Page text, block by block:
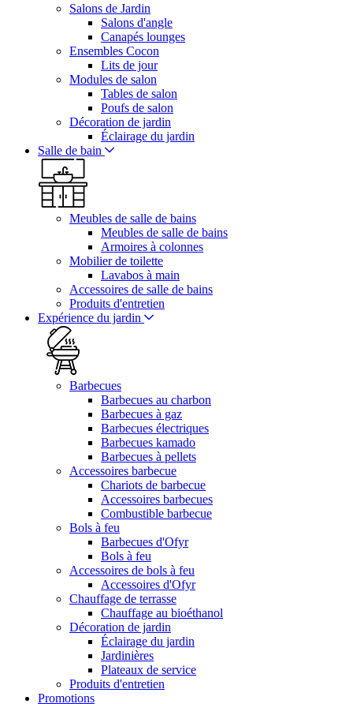
Salons de Jardin
Salons d'angle
Canapés lounges
Ensembles Cocon
Lits de jour
Modules de salon
Tables de salon
Poufs de salon
Décoration de jardin
Éclairage du jardin
Salle de bain
Meubles de salle de bains
Meubles de salle de bains
Armoires à colonnes
Mobilier de toilette
Lavabos à main
Accessoires de salle de bains
Produits d'entretien
Expérience du jardin
Barbecues
Barbecues au charbon
Barbecues à gaz
Barbecues électriques
Barbecues kamado
Barbecues à pellets
Accessoires barbecue
Chariots de barbecue
Accessoires barbecues
Combustible barbecue
Bols à feu
Barbecues d'Ofyr
Bols à feu
Accessoires de bols à feu
Accessoires d'Ofyr
Chauffage de terrasse
Chauffage au bioéthanol
Décoration de jardin
Éclairage du jardin
Jardinières
Plateaux de service
Produits d'entretien
Promotions